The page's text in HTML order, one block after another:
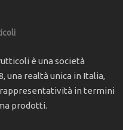
è una società
una realtà unica in Italia,
in termini
prodotti.